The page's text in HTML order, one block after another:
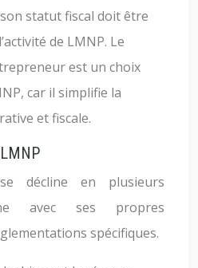
statut fiscal doit être
de LMNP. Le
est un choix
car il simplifie la
et fiscale.
décline en plusieurs
avec ses propres
spécifiques.